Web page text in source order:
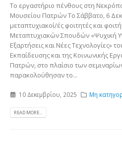
Το εργαστήριο πένθους στη
Μουσείου Πατρών Το Σάββατο, 6
μεταπτυχιακοί/ές φοιτητές και
Μεταπτυχιακών Σπουδών «Ψυχική
Εξαρτήσεις και Νέες Τεχνολογίες»
Εκπαίδευσης και της Κοινωνικής
Πατρών, στο πλαίσιο των
παρακολούθησαν το...
10 Δεκεμβρίου, 2025 Μη
READ MORE...